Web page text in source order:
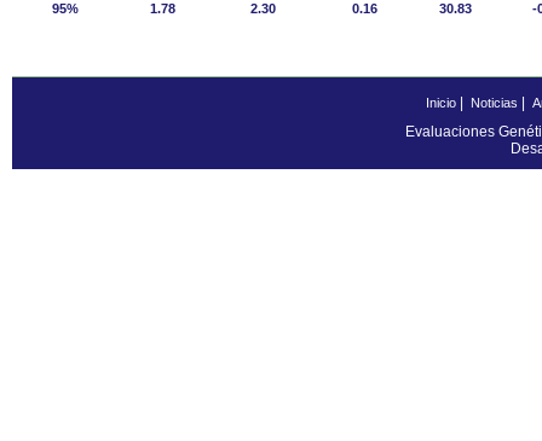
95% 1.78 2.30 0.16 30.83 -
Inicio| Noticias
Evaluaciones